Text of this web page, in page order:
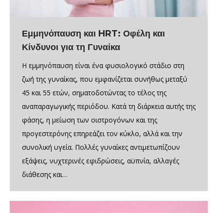
Εμμηνόπαυση και HRT: Οφέλη και
Κίνδυνοι για τη Γυναίκα
Η εμμηνόπαυση είναι ένα φυσιολογικό στάδιο στη
ζωή της γυναίκας, που εμφανίζεται συνήθως μεταξύ
45 και 55 ετών, σηματοδοτώντας το τέλος της
αναπαραγωγικής περιόδου. Κατά τη διάρκεια αυτής της
φάσης, η μείωση των οιστρογόνων και της
προγεστερόνης επηρεάζει τον κύκλο, αλλά και την
συνολική υγεία. Πολλές γυναίκες αντιμετωπίζουν
εξάψεις, νυχτερινές εφιδρώσεις, αϋπνία, αλλαγές
διάθεσης και…